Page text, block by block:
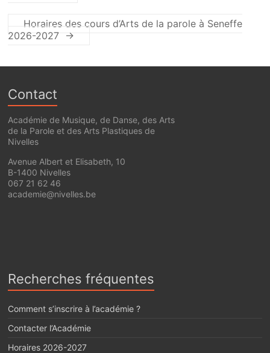
Horaires des cours d’Arts de la parole à Seneffe
2026-2027 →
Contact
Académie de Musique, de Danse, des Arts
de la Parole et des Arts Plastiques de
Nivelles
Avenue Albert et Elisabeth, 10
B-1400 Nivelles
067 21 62 46
academie@nivelles.be
Recherches fréquentes
Comment s’inscrire à l’académie ?
Contacter l’Académie
Horaires 2026-2027